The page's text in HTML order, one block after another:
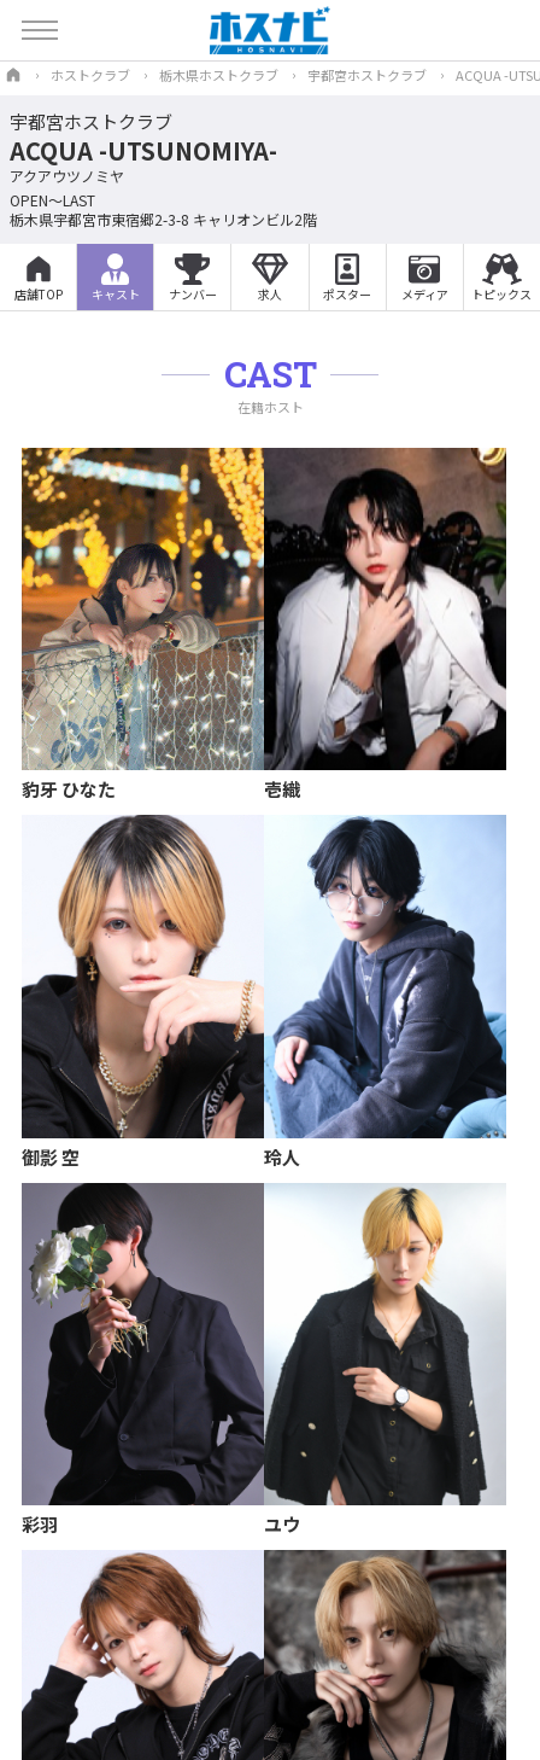
ホストクラブ 栃木県ホストクラブ 宇都宮ホストクラブ ACQUA -
宇都宮ホストクラブ
ACQUA -UTSUNOMIYA-
アクアウツノミヤ
OPEN～LAST
栃木県宇都宮市東宿郷2-3-8 キャリオンビル2階
店舗TOP キャスト ナンバー 求人 ポスター メディア トピックス
CAST
在籍ホスト
豹牙 ひなた 壱織
御影 空 玲人
彩羽 ユウ